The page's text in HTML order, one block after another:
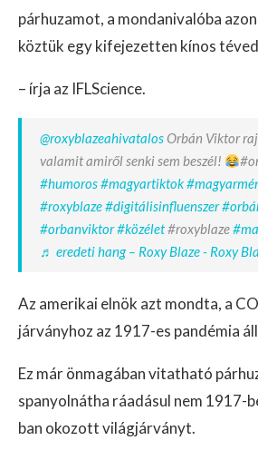
párhuzamot, a mondanivalóba
köztük egy kifejezetten kínos
– írja az IFLScience.
@roxyblazeahivatalosOrbán Viktor
valamit amiről senki sem beszél!
#humoros#magyartiktok
#roxyblaze#digitálisinfluenszer
#orbanviktor#közélet#roxyblaze
♬ eredeti hang – Roxy Blaze - Roxy
Az amerikai elnök azt mondta, a
járványhoz az 1917-es pandémia
Ez már önmagában vitatható
spanyolnátha ráadásul nem 1917-
ban okozott világjárványt.